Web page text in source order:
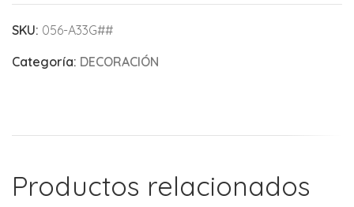
SKU: 056-A33G##
Categoría: DECORACIÓN
Productos relacionados